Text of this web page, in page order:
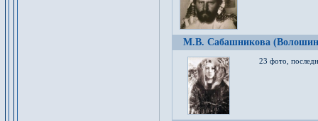
М.В. Сабашникова
23 фото,